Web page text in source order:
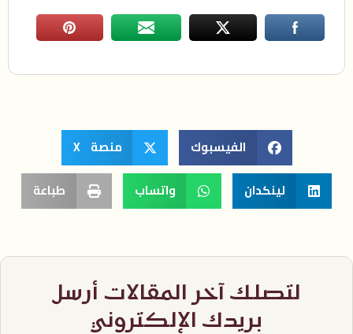
الفيسبوك
منصة X
لينكدان
واتساب طباعة
لتصلك آخر المقالات أرسل
بريدك الإلكتروني